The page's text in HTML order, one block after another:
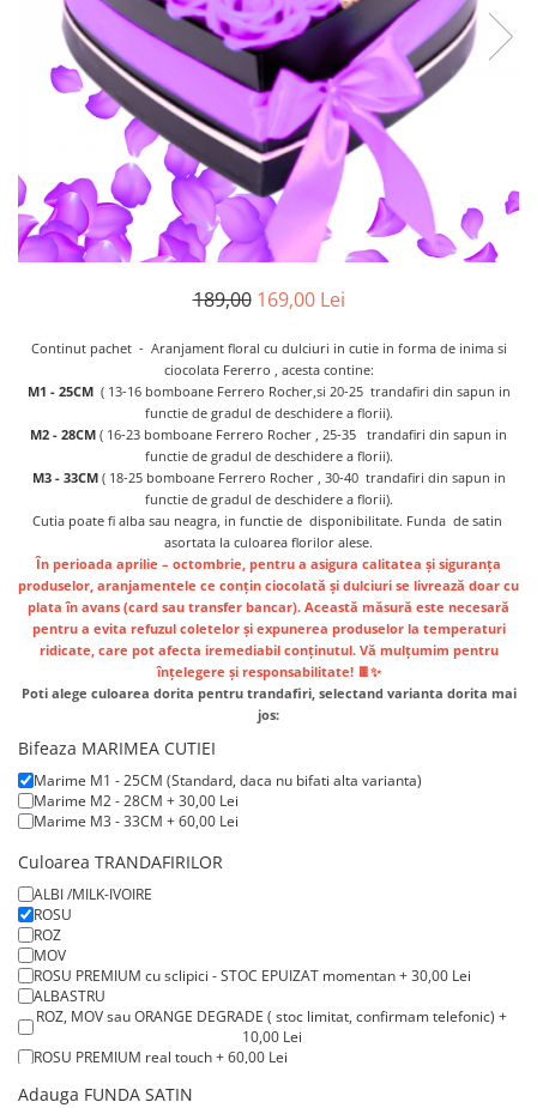
Cadouri barbati
Seturi cadou barbati
Seturi cadou barbati portofel si curea
Ceasuri pentru EL
Cadouri craciun barbati
Cadouri personalizate barbati
Cadouri copii
Caciuli copii
Cadouri copii bebelusi 0+
Cadouri copii 1 an
Cadouri craciun copii
Sticlă pentru apa Personalizată
Sepci personalizate
Seturi cadou pentru copii KID's Collection
Lenjerii de pat pentru copii
Cadouri Cuplu
Fashion
Pijamale de CRACIUN
Halate si capoate
Pijamale
WINTER Collection
Halate si pijamale Family
Incaltaminte
Seturi elegante femei
Umbrele
Pijamale de copii
Pijamale BIG SIZE femei
Cadouri ocazii speciale
Tricouri de craciun
Tricouri de cuplu Valentine's Day
Etichete scolare
Sepci personalizate
Bannere personalizate scoli si gradinite
Caserole personalizate sandwich
Saculeti personalizati
Sticla de apa personalizata
Agende si caiete personalizate
189,00 169,00 Lei
Continut pachet - Aranjament floral cu dulciuri in cutie in forma de inima si
ciocolata Fererro , acesta contine:
M1 - 25CM( 13-16 bomboane Ferrero Rocher,si 20-25 trandafiri din sapun in
functie de gradul de deschidere a florii).
M2 - 28CM ( 16-23 bomboane Ferrero Rocher , 25-35 trandafiri din sapun in
functie de gradul de deschidere a florii).
M3 - 33CM ( 18-25 bomboane Ferrero Rocher , 30-40 trandafiri din sapun in
functie de gradul de deschidere a florii).
Cutia poate fi alba sau neagra, in functie de disponibilitate. Funda de satin
asortata la culoarea florilor alese.
În perioada aprilie – octombrie, pentru a asigura calitatea și siguranța
produselor, aranjamentele ce conțin ciocolată și dulciuri se livrează doar cu
plata în avans (card sau transfer bancar). Această măsură este necesară
pentru a evita refuzul coletelorși expunerea produselor la temperaturi
ridicate, care pot afecta iremediabil conținutul. Vă mulțumim pentru
înțelegere și responsabilitate! 🍫✨
Poti alege culoarea dorita pentru trandafiri, selectand varianta dorita mai
jos:
Bifeaza MARIMEA CUTIEI
Marime M1 - 25CM (Standard, daca nu bifati alta varianta)
Marime M2 - 28CM + 30,00 Lei
Marime M3 - 33CM + 60,00 Lei
Culoarea TRANDAFIRILOR
ALBI /MILK-IVOIRE
ROSU
ROZ
MOV
ROSU PREMIUM cu sclipici - STOC EPUIZAT momentan + 30,00 Lei
ALBASTRU
ROZ, MOV sau ORANGE DEGRADE ( stoc limitat, confirmam telefonic) +
10,00 Lei
ROSU PREMIUM real touch + 60,00 Lei
Adauga FUNDA SATIN